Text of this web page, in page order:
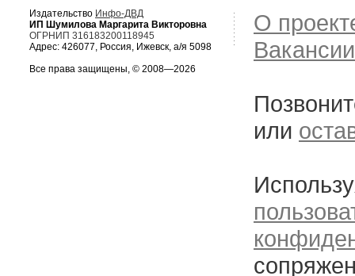
Издательство Инфо-ДВД
ИП Шумилова Маргарита Викторовна
ОГРНИП 316183200118945
Адрес: 426077, Россия, Ижевск, а/я 5098
Все права защищены, © 2008—2026
О
Вакансии
или